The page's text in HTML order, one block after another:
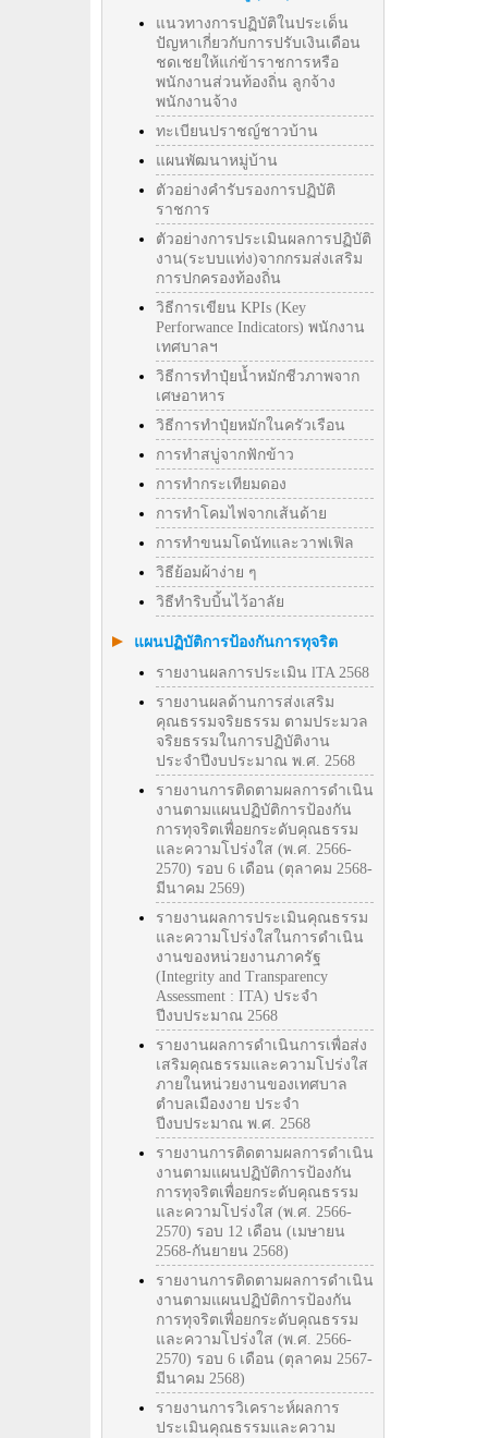
แนวทางการปฏิบัติในประเด็น
ปัญหาเกี่ยวกับการปรับเงินเดือน
ชดเชยให้แก่ข้าราชการหรือ
พนักงานส่วนท้องถิ่น ลูกจ้าง
พนักงานจ้าง
ทะเบียนปราชญ์ชาวบ้าน
แผนพัฒนาหมู่บ้าน
ตัวอย่างคำรับรองการปฏิบัติ
ราชการ
ตัวอย่างการประเมินผลการปฏิบัติ
งาน(ระบบแท่ง)จากกรมส่งเสริม
การปกครองท้องถิ่น
วิธีการเขียน KPIs (Key
Perforwance Indicators) พนักงาน
เทศบาลฯ
วิธีการทำปุ๋ยน้ำหมักชีวภาพจาก
เศษอาหาร
วิธีการทำปุ๋ยหมักในครัวเรือน
การทำสบู่จากฟักข้าว
การทำกระเทียมดอง
การทำโคมไฟจากเส้นด้าย
การทำขนมโดนัทและวาฟเฟิล
วิธีย้อมผ้าง่าย ๆ
วิธีทําริบบิ้นไว้อาลัย
แผนปฏิบัติการป้องกันการทุจริต
รายงานผลการประเมิน lTA 2568
รายงานผลด้านการส่งเสริม
คุณธรรมจริยธรรม ตามประมวล
จริยธรรมในการปฏิบัติงาน
ประจำปีงบประมาณ พ.ศ. 2568
รายงานการติดตามผลการดำเนิน
งานตามแผนปฏิบัติการป้องกัน
การทุจริตเพื่อยกระดับคุณธรรม
และความโปร่งใส (พ.ศ. 2566-
2570) รอบ 6 เดือน (ตุลาคม 2568-
มีนาคม 2569)
รายงานผลการประเมินคุณธรรม
และความโปร่งใสในการดำเนิน
งานของหน่วยงานภาครัฐ
(Integrity and Transparency
Assessment : ITA) ประจำ
ปีงบประมาณ 2568
รายงานผลการดำเนินการเพื่อส่ง
เสริมคุณธรรมและความโปร่งใส
ภายในหน่วยงานของเทศบาล
ตำบลเมืองงาย ประจำ
ปีงบประมาณ พ.ศ. 2568
รายงานการติดตามผลการดำเนิน
งานตามแผนปฏิบัติการป้องกัน
การทุจริตเพื่อยกระดับคุณธรรม
และความโปร่งใส (พ.ศ. 2566-
2570) รอบ 12 เดือน (เมษายน
2568-กันยายน 2568)
รายงานการติดตามผลการดำเนิน
งานตามแผนปฏิบัติการป้องกัน
การทุจริตเพื่อยกระดับคุณธรรม
และความโปร่งใส (พ.ศ. 2566-
2570) รอบ 6 เดือน (ตุลาคม 2567-
มีนาคม 2568)
รายงานการวิเคราะห์ผลการ
ประเมินคุณธรรมและความ